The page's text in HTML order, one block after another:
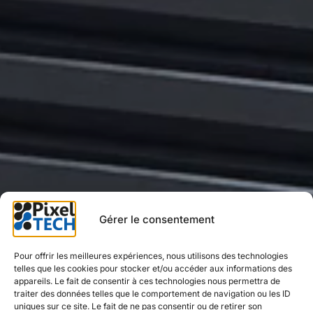
Gérer le consentement
Pour offrir les meilleures expériences, nous utilisons des technologies
telles que les cookies pour stocker et/ou accéder aux informations des
appareils. Le fait de consentir à ces technologies nous permettra de
traiter des données telles que le comportement de navigation ou les ID
uniques sur ce site. Le fait de ne pas consentir ou de retirer son